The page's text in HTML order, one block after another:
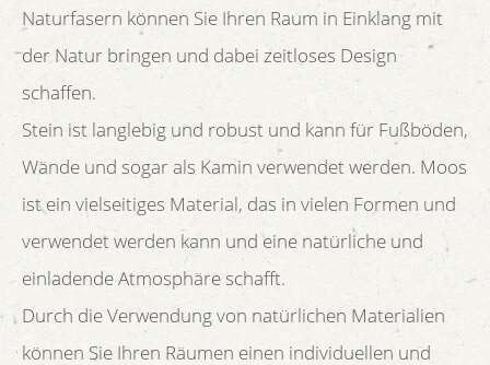
Naturfasern können Sie Ihren Raum in Einklang mit
der Natur bringen und dabei zeitloses Design
schaffen.
Stein ist langlebig und robust und kann für Fußböden,
Wände und sogar als Kamin verwendet werden. Moos
ist ein vielseitiges Material, das in vielen Formen und
verwendet werden kann und eine natürliche und
einladende Atmosphäre schafft.
Durch die Verwendung von natürlichen Materialien
können Sie Ihren Räumen einen individuellen und